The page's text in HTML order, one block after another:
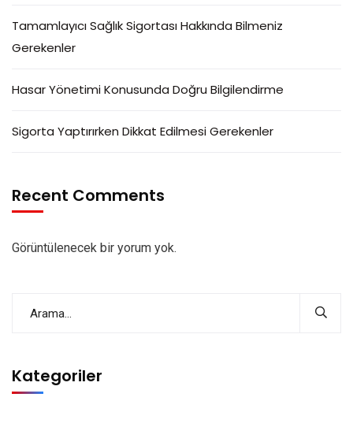
Tamamlayıcı Sağlık Sigortası Hakkında Bilmeniz
Gerekenler
Hasar Yönetimi Konusunda Doğru Bilgilendirme
Sigorta Yaptırırken Dikkat Edilmesi Gerekenler
Recent Comments
Görüntülenecek bir yorum yok.
Kategoriler